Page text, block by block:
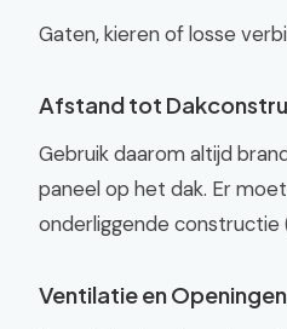
Gaten, kieren of losse
Afstand tot
Gebruik daarom altijd
paneel op het dak. Er
onderliggende
Ventilatie en Openingen